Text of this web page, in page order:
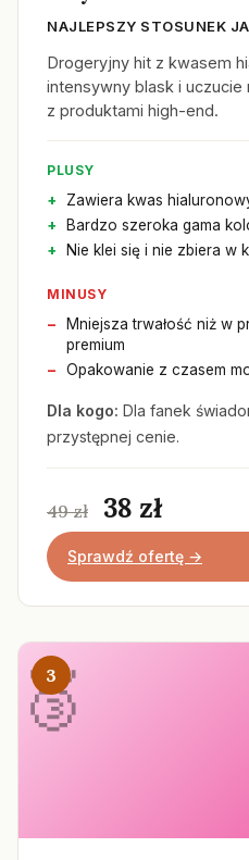
NAJLEPSZY STOSUNEK
Drogeryjny hit z kwasem
intensywny blask i
z produktami high-end.
PLUSY
Zawiera kwas
Bardzo szeroka gama
Nie klei się i nie zbiera w
MINUSY
Mniejsza trwałość niż w
premium
Opakowanie z czasem
Dla kogo: Dla fanek
przystępnej cenie.
49 zł 38 zł
Sprawdź ofertę →
3